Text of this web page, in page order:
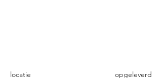
locatie
opgeleverd